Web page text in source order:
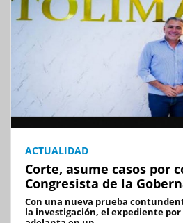
ACTUALIDAD
Corte, asume casos por
Congresista de la
Con una nueva prueba
la investigación, el expediente